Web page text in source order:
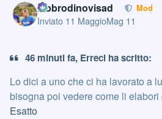
labbrodinovisad Mod
Inviato 11 MaggioMag 11
46 minuti fa, Erreci ha scritto:
Lo dici a uno che ci ha lavorato a
bisogna poi vedere come li elabori
Esatto